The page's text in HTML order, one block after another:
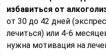
избавиться от
от 30 до 42 дней
лечиться) или 4-6
нужна мотивация на